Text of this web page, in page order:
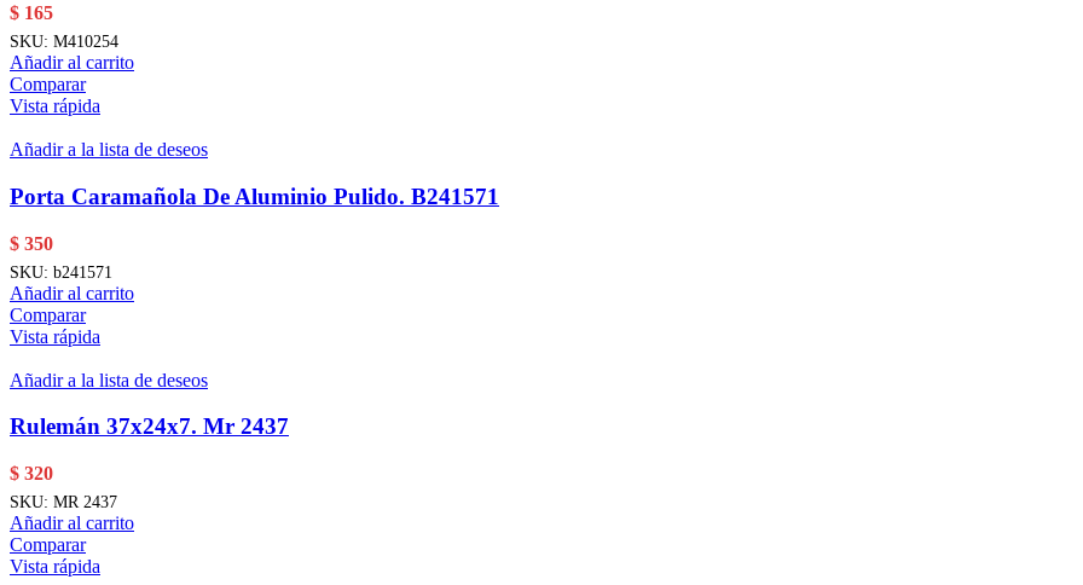
$ 165
SKU: M410254
Añadir al carrito
Comparar
Vista rápida
Añadir a la lista de deseos
Porta Caramañola De Aluminio Pulido. B241571
$ 350
SKU: b241571
Añadir al carrito
Comparar
Vista rápida
Añadir a la lista de deseos
Rulemán 37x24x7. Mr 2437
$ 320
SKU: MR 2437
Añadir al carrito
Comparar
Vista rápida